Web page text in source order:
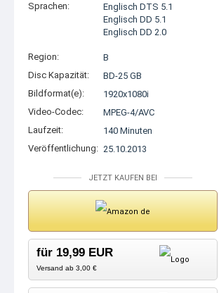
Sprachen:
Englisch DTS 5.1
Englisch DD 5.1
Englisch DD 2.0
Region:
B
Disc Kapazität:
BD-25 GB
Bildformat(e):
1920x1080i
Video-Codec:
MPEG-4/AVC
Laufzeit:
140 Minuten
Veröffentlichung: 25.10.2013
JETZT KAUFEN BEI
für 19,99 EUR
Versand ab 3,00 €